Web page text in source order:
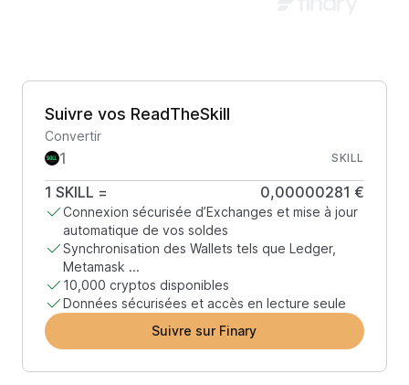
Suivre vos ReadTheSkill
Convertir
SKILL
1 SKILL = 0,00000281 €
Connexion sécurisée d’Exchanges et mise à jour
automatique de vos soldes
Synchronisation des Wallets tels que Ledger,
Metamask ...
10,000 cryptos disponibles
Données sécurisées et accès en lecture seule
Suivre sur Finary